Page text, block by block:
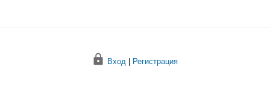
Вход | Регистрация